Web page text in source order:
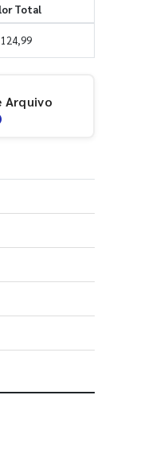
Total
124,99
Arquivo
de entrega